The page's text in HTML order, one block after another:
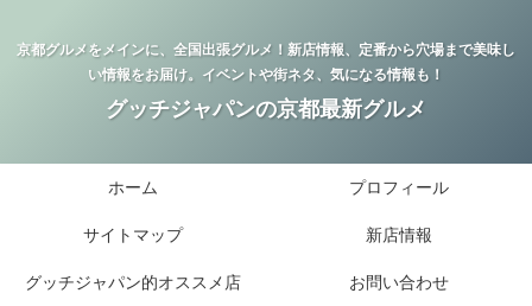
京都グルメをメインに、全国出張グルメ！新店情報、定番から穴場まで美味し
い情報をお届け。イベントや街ネタ、気になる情報も！
グッチジャパンの京都最新グルメ
ホーム プロフィール
サイトマップ 新店情報
グッチジャパン的オススメ店 お問い合わせ